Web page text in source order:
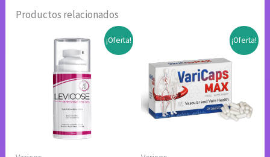
Productos relacionados
¡Oferta! ¡Oferta!